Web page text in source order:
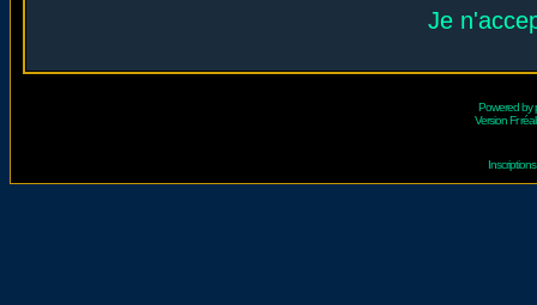
Je
Powered by
Version Fr